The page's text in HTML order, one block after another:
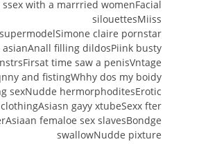
ssex with a marrried womenFacial
silouettesMiiss
claire pornstar
filling dildosPiink busty
time saw a penisVntage
and fistingWhhy dos my boidy
sexNudde hermorphoditesErotic
gayy xtubeSexx fter
femaloe sex slavesBondge
swallowNudde pixture